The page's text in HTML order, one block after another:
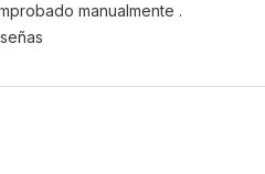
manualmente .